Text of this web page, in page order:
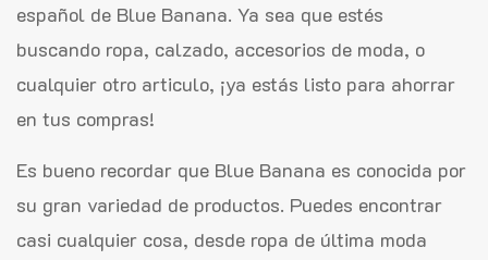
español de Blue Banana. Ya sea que estés
buscando ropa, calzado, accesorios de moda, o
cualquier otro articulo, ¡ya estás listo para ahorrar
en tus compras!
Es bueno recordar que Blue Banana es conocida por
su gran variedad de productos. Puedes encontrar
casi cualquier cosa, desde ropa de última moda